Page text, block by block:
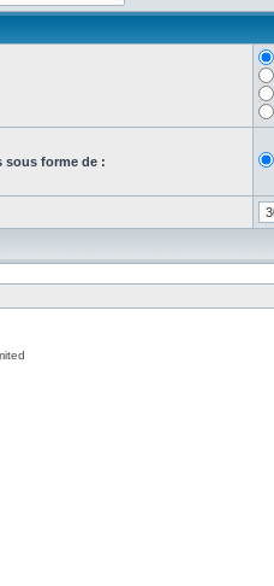
sous forme de :